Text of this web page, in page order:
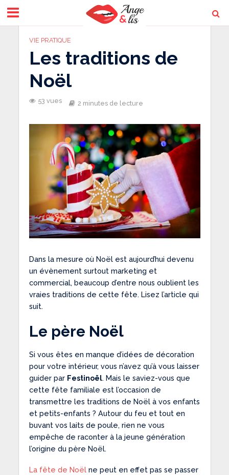
VIE PRATIQUE
Les traditions de
Noël
53 vues 2 minutes de lecture
Dans la mesure où Noël est aujourd’hui devenu
un évènement surtout marketing et
commercial, beaucoup d’entre nous oublient les
vraies traditions de cette fête. Lisez l’article qui
suit.
Le père Noël
Si vous êtes en manque d’idées de décoration
pour votre intérieur, vous n’avez qu’à vous laisser
guider par Festinoël. Mais le saviez-vous que
cette fête familiale est l’occasion de
transmettre les traditions de Noël à vos enfants
et petits-enfants ? Autour du feu et tout en
buvant vos laits de poule, rien ne vous
empêche de raconter à la jeune génération
l’origine du père Noël.
La fête de Noëlne peut en effet pas se passer